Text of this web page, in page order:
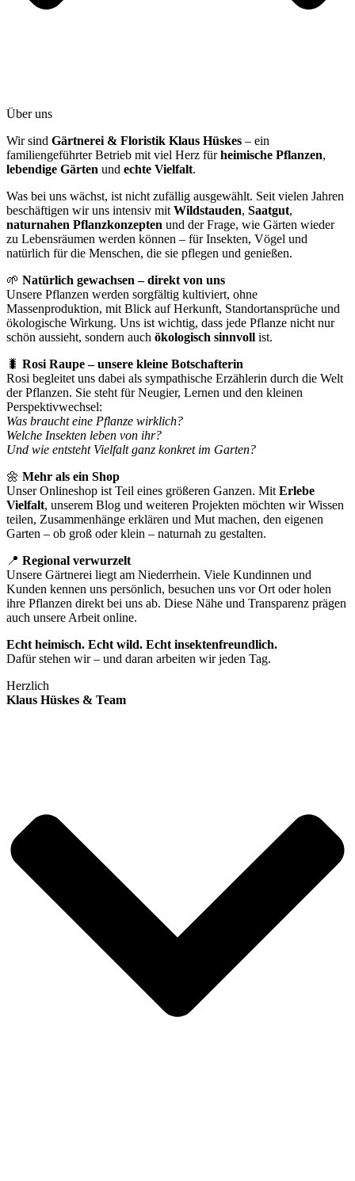
Über uns
Wir sind Gärtnerei & Floristik Klaus Hüskes – ein
familiengeführter Betrieb mit viel Herz fürheimische Pflanzen,
lebendige Gärten und echte Vielfalt.
Was bei uns wächst, ist nicht zufällig ausgewählt. Seit vielen Jahren
beschäftigen wir uns intensiv mit Wildstauden, Saatgut,
naturnahen Pflanzkonzepten und der Frage, wie Gärten wieder
zu Lebensräumen werden können – für Insekten, Vögel und
natürlich für die Menschen, die sie pflegen und genießen.
🌱 Natürlich gewachsen – direkt von uns
Unsere Pflanzen werden sorgfältig kultiviert, ohne
Massenproduktion, mit Blick auf Herkunft, Standortansprüche und
ökologische Wirkung. Uns ist wichtig, dass jede Pflanze nicht nur
schön aussieht, sondern auch ökologisch sinnvoll ist.
🐛 Rosi Raupe – unsere kleine Botschafterin
Rosi begleitet uns dabei als sympathische Erzählerin durch die Welt
der Pflanzen. Sie steht für Neugier, Lernen und den kleinen
Perspektivwechsel:
Was braucht eine Pflanze wirklich?
Welche Insekten leben von ihr?
Und wie entsteht Vielfalt ganz konkret im Garten?
🌼 Mehr als ein Shop
Unser Onlineshop ist Teil eines größeren Ganzen. Mit Erlebe
Vielfalt, unserem Blog und weiteren Projekten möchten wir Wissen
teilen, Zusammenhänge erklären und Mut machen, den eigenen
Garten – ob groß oder klein – naturnah zu gestalten.
📍 Regional verwurzelt
Unsere Gärtnerei liegt am Niederrhein. Viele Kundinnen und
Kunden kennen uns persönlich, besuchen uns vor Ort oder holen
ihre Pflanzen direkt bei uns ab. Diese Nähe und Transparenz prägen
auch unsere Arbeit online.
Echt heimisch. Echt wild. Echt insektenfreundlich.
Dafür stehen wir – und daran arbeiten wir jeden Tag.
Herzlich
Klaus Hüskes & Team